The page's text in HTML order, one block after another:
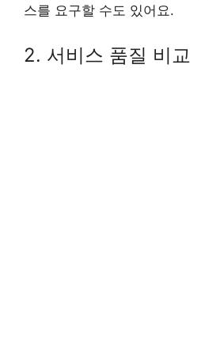
스를 요구할 수도 있어요.
2. 서비스 품질 비교